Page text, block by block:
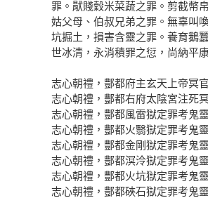
罪。猒賤穀米菜蔬之罪。剪截幣
姑父母、伯叔兄弟之罪。無辜叫
坑掘土，損害含靈之罪。養育鵝
世冰清，永消積罪之愆，尚納平
志心朝禮，酆都府主玄天上帝
志心朝禮，酆都右府太陰宮注死
志心朝禮，酆都風雷獄定罪考鬼
志心朝禮，酆都火翳獄定罪考鬼
志心朝禮，酆都金剛獄定罪考鬼
志心朝禮，酆都溟泠獄定罪考鬼
志心朝禮，酆都火坑獄定罪考鬼
志心朝禮，酆都硤石獄定罪考鬼